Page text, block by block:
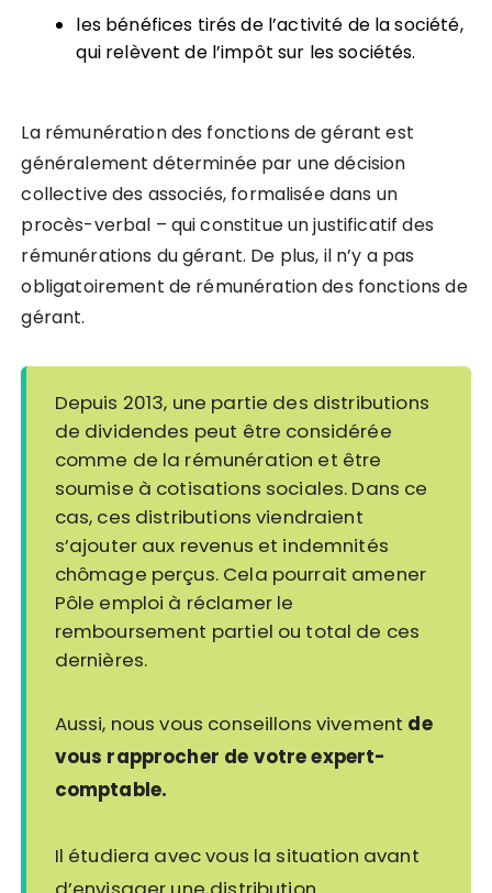
les bénéfices tirés de l’activité de la société,
qui relèvent de l’impôt sur les sociétés.
La rémunération des fonctions de gérant est
généralement déterminée par une décision
collective des associés, formalisée dans un
procès-verbal – qui constitue un justificatif des
rémunérations du gérant. De plus, il n’y a pas
obligatoirement de rémunération des fonctions de
gérant.
Depuis 2013, une partie des distributions
de dividendes peut être considérée
comme de la rémunération et être
soumise à cotisations sociales. Dans ce
cas, ces distributions viendraient
s’ajouter aux revenus et indemnités
chômage perçus. Cela pourrait amener
Pôle emploi à réclamer le
remboursement partiel ou total de ces
dernières.
Aussi, nous vous conseillons vivement de
vous rapprocher de votre expert-
comptable.
Il étudiera avec vous la situation avant